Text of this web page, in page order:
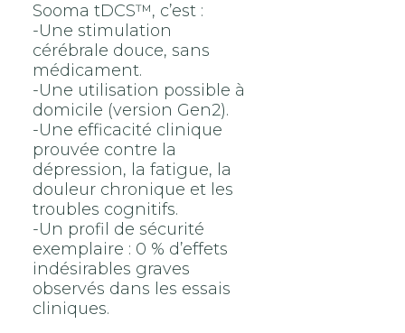
Sooma tDCS™, c’est :
-Une stimulation
cérébrale douce, sans
médicament.
-Une utilisation possible à
domicile (version Gen2).
-Une efficacité clinique
prouvée contre la
dépression, la fatigue, la
douleur chronique et les
troubles cognitifs.
-Un profil de sécurité
exemplaire : 0 % d’effets
indésirables graves
observés dans les essais
cliniques.